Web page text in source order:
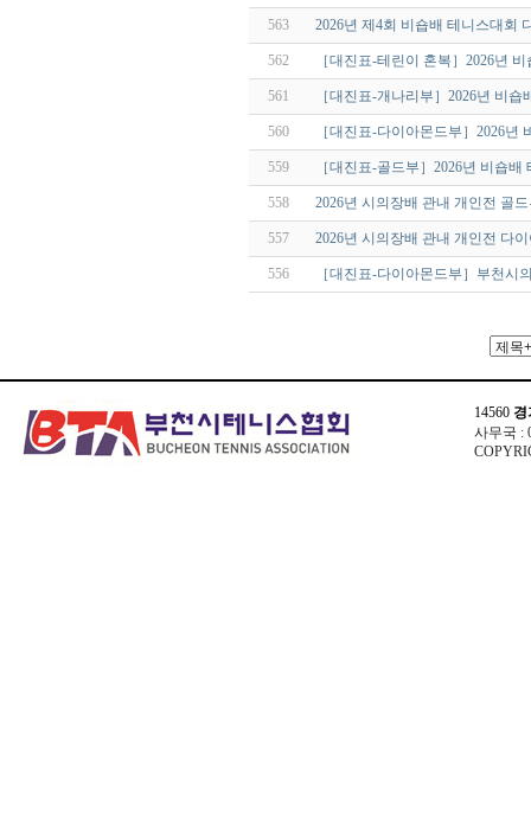
563 2026년 제4회 비숍배 테니스대회
562 ［대진표-테린이 혼복］2026년
561 ［대진표-개나리부］2026년 비숍
560 ［대진표-다이아몬드부］2026년
559 ［대진표-골드부］2026년 비숍배
558 2026년 시의장배 관내 개인전 골
557 2026년 시의장배 관내 개인전 다
556 ［대진표-다이아몬드부］부천시
14560 경
사무국 :